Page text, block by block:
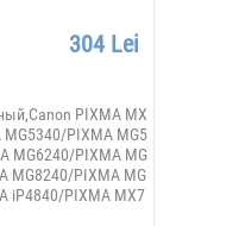
304 Lei
PIXMA MX
PIXMA MG5
MG6240/PIXMA MG
MG8240/PIXMA MG
iP4840/PIXMA MX7